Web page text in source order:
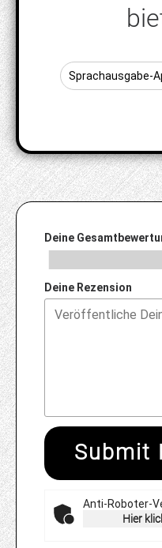
Sprachausgabe-
Deine
Deine Rezension
Submit
Anti-Roboter-
Hier